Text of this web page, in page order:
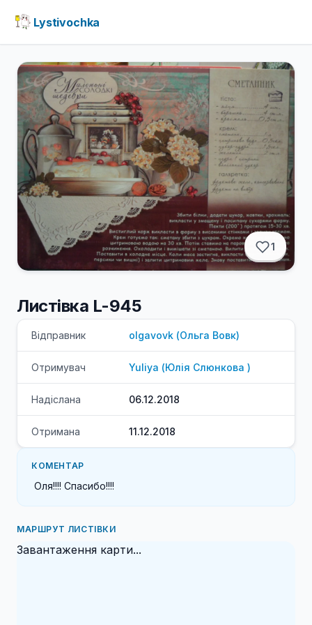
Lystivochka
1
Листівка L-945
Відправник olgavovk (Ольга Вовк)
Отримувач Yuliya (Юлія Слюнкова )
Надіслана 06.12.2018
Отримана 11.12.2018
КОМЕНТАР
Оля!!!! Спасибо!!!!
МАРШРУТ ЛИСТІВКИ
Завантаження карти...